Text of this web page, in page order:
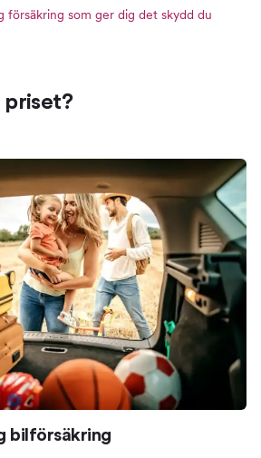
försäkring som ger dig det skydd du
priset?
bilförsäkring